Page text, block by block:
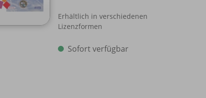
Erhältlich in verschiedenen
Lizenzformen
Sofort verfügbar